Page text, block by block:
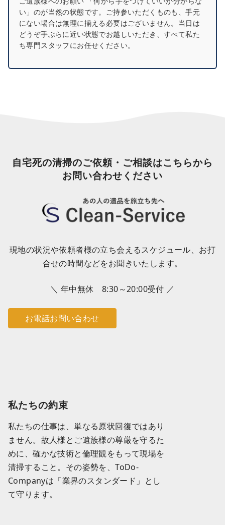
い」のが当然の状態です。ご持参いただくものも、手元
にない場合は無理に揃える必要はございません。当日は
どうぞ手ぶらに近い状態でお越しいただき、すべて私た
ち専門スタッフにお任せください。
自宅死の清掃のご依頼・ご相談はこちらから
お問い合わせください
現地の状況や依頼者様の立ち会えるスケジュール、お打
合せの時間などをお聞きいたします。
＼ 年中無休 8:30～20:00受付 ／
お電話お問い合わせ
私たちの約束
私たちの仕事は、単なる原状回復ではあり
ません。故人様とご遺族様の尊厳を守るた
めに、確かな技術と倫理観をもって現場を
清掃すること。その姿勢を、ToDo-
Companyは「業界のスタンダード」とし
て守ります。